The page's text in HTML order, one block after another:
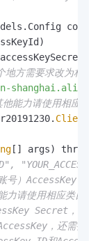
. Config
地方需要求改为
能力请使用相应类
. Client
[] args) throws
账号）AccessKey
请使用相应类目
Secret，
AccessKey，还